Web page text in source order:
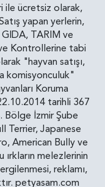
ile ücretsiz olarak,
yapan yerlerin,
GIDA, TARIM ve
Kontrollerine tabi
"hayvan satışı,
komisyonculuk"
Koruma
tarihli 367
Bölge İzmir Şube
Terrier, Japanese
American Bully ve
melezlerinin
reklamı,
petyasam.com